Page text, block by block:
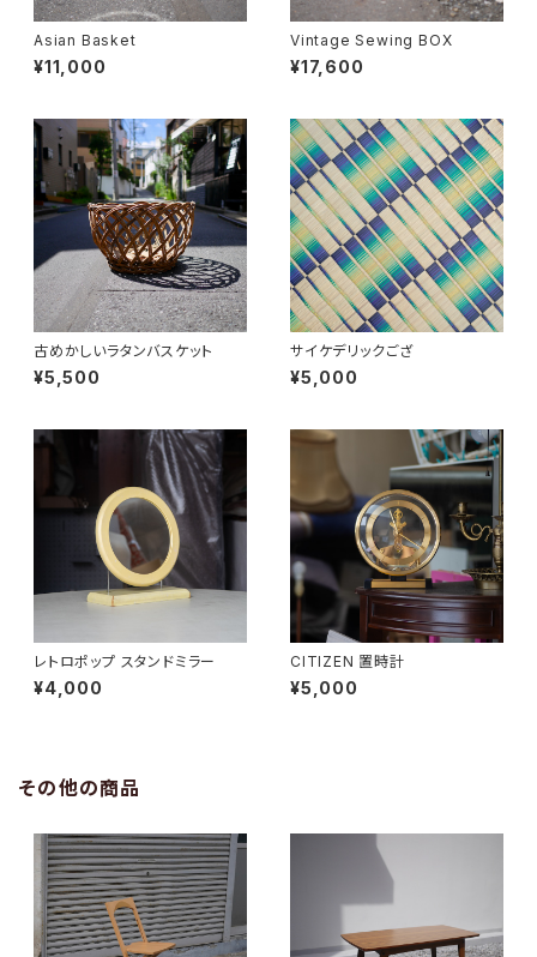
Asian Basket
¥11,000
Vintage Sewing BOX
¥17,600
古めかしいラタンバスケット
¥5,500
サイケデリックござ
¥5,000
レトロポップ スタンドミラー
¥4,000
CITIZEN 置時計
¥5,000
その他の商品